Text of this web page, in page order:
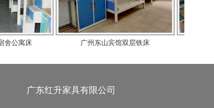
广州东山宾馆双层铁床
广东红升家具有限公司